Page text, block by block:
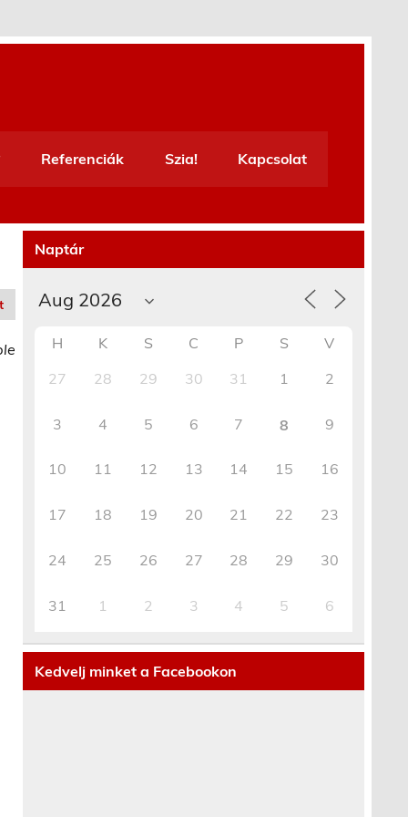
Referenciák Szia! Kapcsolat
Naptár
H K S C P S
V
27
28 29 30 31 1 2
3 4 5 6 7 8 9
10 11 12 13 14 15 16
17 18 19 20 21 22 23
24 25 26 27 28 29 30
31 1 2 3 4 5 6
Kedvelj minket a Facebookon